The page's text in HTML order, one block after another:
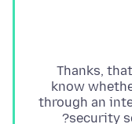
Thanks,
know
through an
security